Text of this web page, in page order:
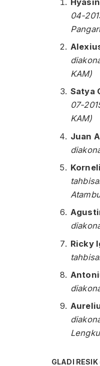
04-
KAM)
Satya
07-
KAM)
Juan
Ricky
GLADI RESIK